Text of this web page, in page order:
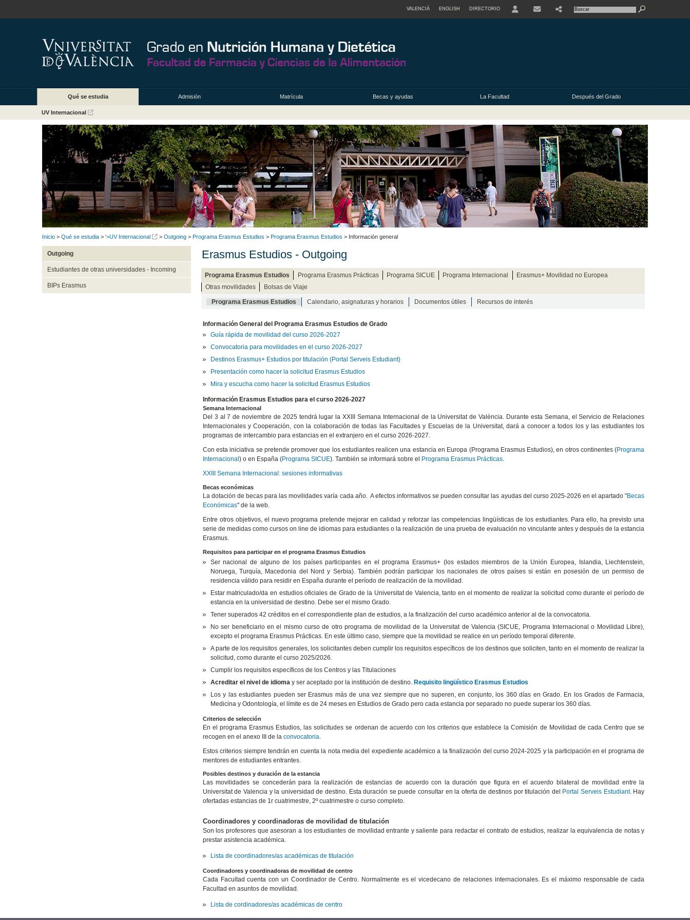
VALENCIÀ ENGLISH DIRECTORIO
Qué se estudia Admisión Matrícula Becas y ayudas La Facultad Después del Grado
UV Internacional
Inicio > Qué se estudia > '>UV Internacional > Outgoing > Programa Erasmus Estudios > Programa Erasmus Estudios > Información general
Outgoing
Estudiantes de otras universidades - Incoming
BIPs Erasmus
Erasmus Estudios - Outgoing
Programa Erasmus Estudios Programa Erasmus Prácticas Programa SICUE Programa Internacional
Erasmus+ Movilidad no Europea
Otras movilidades
Bolsas de Viaje
Programa Erasmus Estudios Calendario, asignaturas y horarios Documentos útiles Recursos de interés
Información General del Programa Erasmus Estudios de Grado
Guía rápida de movilidad del curso 2026-2027
Convocatoria para movilidades en el curso 2026-2027
Destinos Erasmus+ Estudios por titulación (Portal Serveis Estudiant)
Presentación como hacer la solicitud Erasmus Estudios
Mira y escucha como hacer la solicitud Erasmus Estudios
Información Erasmus Estudios para el curso 2026-2027
Semana Internacional
Del 3 al 7 de noviembre de 2025 tendrá lugar la XXIII Semana Internacional de la Universitat de València. Durante esta Semana, el Servicio de Relaciones
Internacionales y Cooperación, con la colaboración de todas las Facultades y Escuelas de la Universitat, dará a conocer a todos los y las estudiantes los
programas de intercambio para estancias en el extranjero en el curso 2026-2027.
Con esta iniciativa se pretende promover que los estudiantes realicen una estancia en Europa (Programa Erasmus Estudios), en otros continentes (Programa
Internacional) o en España (Programa SICUE). También se informará sobre el Programa Erasmus Prácticas.
XXIII Semana Internacional: sesiones informativas
Becas económicas
La dotación de becas para las movilidades varía cada año. A efectos informativos se pueden consultar las ayudas del curso 2025-2026 en el apartado "Becas
Económicas" de la web.
Entre otros objetivos, el nuevo programa pretende mejorar en calidad y reforzar las competencias lingüísticas de los estudiantes. Para ello, ha previsto una
serie de medidas como cursos on line de idiomas para estudiantes o la realización de una prueba de evaluación no vinculante antes y después de la estancia
Erasmus.
Requisitos para participar en el programa Erasmus Estudios
Ser nacional de alguno de los países participantes en el programa Erasmus+ (los estados miembros de la Unión Europea, Islandia, Liechtenstein,
Noruega, Turquía, Macedonia del Nord y Serbia). También podrán participar los nacionales de otros países si están en posesión de un permiso de
residencia válido para residir en España durante el período de realización de la movilidad.
Estar matriculado/da en estudios oficiales de Grado de la Universitat de Valencia, tanto en el momento de realizar la solicitud como durante el período de
estancia en la universidad de destino. Debe ser el mismo Grado.
Tener superados 42 créditos en el correspondiente plan de estudios, a la finalización del curso académico anterior al de la convocatoria.
No ser beneficiario en el mismo curso de otro programa de movilidad de la Universitat de Valencia (SICUE, Programa Internacional o Movilidad Libre),
excepto el programa Erasmus Prácticas. En este último caso, siempre que la movilidad se realice en un período temporal diferente.
A parte de los requisitos generales, los solicitantes deben cumplir los requisitos específicos de los destinos que soliciten, tanto en el momento de realizar la
solicitud, como durante el curso 2025/2026.
Cumplir los requisitos específicos de los Centros y las Titulaciones
Acreditar el nivel de idioma y ser aceptado por la institución de destino. Requisito lingüístico Erasmus Estudios
Los y las estudiantes pueden ser Erasmus más de una vez siempre que no superen, en conjunto, los 360 días en Grado. En los Grados de Farmacia,
Medicina y Odontología, el límite es de 24 meses en Estudios de Grado pero cada estancia por separado no puede superar los 360 días.
Criterios de selección
En el programa Erasmus Estudios, las solicitudes se ordenan de acuerdo con los criterios que establece la Comisión de Movilidad de cada Centro que se
recogen en el anexo III de la convocatoria
Estos criterios siempre tendrán en cuenta la nota media del expediente académico a la finalización del curso 2024-2025 y la participación en el programa de
mentores de estudiantes entrantes.
Posibles destinos y duración de la estancia
Las movilidades se concederán para la realización de estancias de acuerdo con la duración que figura en el acuerdo bilateral de movilidad entre la
Universitat de Valencia y la universidad de destino. Esta duración se puede consultar en la oferta de destinos por titulación del
Portal Serveis Estudiant. Hay
ofertadas estancias de 1r cuatrimestre, 2º cuatrimestre o curso completo.
Coordinadores y coordinadoras de movilidad de titulación
Son los profesores que asesoran a los estudiantes de movilidad entrante y saliente para redactar el contrato de estudios, realizar la equivalencia de notas y
prestar asistencia académica.
Lista de coordinadores/as académicas de titulación
Coordinadores y coordinadoras de movilidad de centro
Cada Facultad cuenta con un Coordinador de Centro. Normalmente es el vicedecano de relaciones internacionales. Es el máximo responsable de cada
Facultad en asuntos de movilidad.
Lista de cordinadores/as académicas de centro